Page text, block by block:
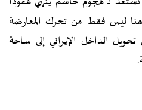
هنا ليس فقط من تحرك المعارضة
الداخل الإيراني إلى ساحة